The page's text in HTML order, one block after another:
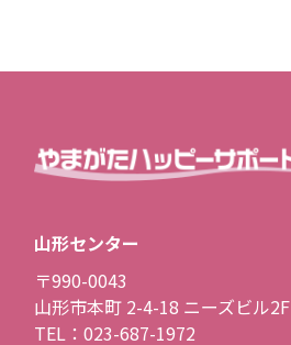
山形センター
〒990-0043
山形市本町 2-4-18 ニーズビル2F
TEL：023-687-1972